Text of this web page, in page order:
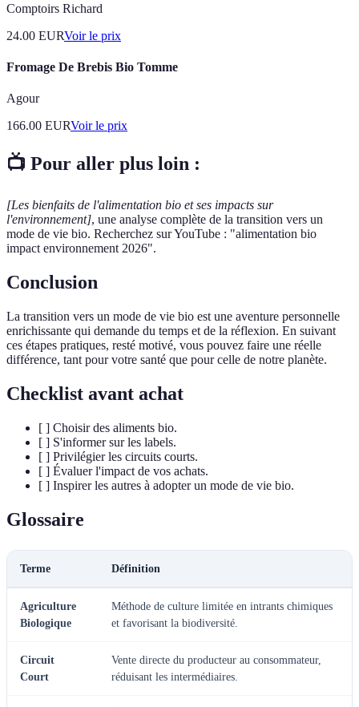
Comptoirs Richard
24.00 EURVoir le prix
Fromage De Brebis Bio Tomme
Agour
166.00 EURVoir le prix
📺 Pour aller plus loin :
[Les bienfaits de l'alimentation bio et ses impacts sur
l'environnement], une analyse complète de la transition vers un
mode de vie bio. Recherchez sur YouTube : "alimentation bio
impact environnement 2026".
Conclusion
La transition vers un mode de vie bio est une aventure personnelle
enrichissante qui demande du temps et de la réflexion. En suivant
ces étapes pratiques, resté motivé, vous pouvez faire une réelle
différence, tant pour votre santé que pour celle de notre planète.
Checklist avant achat
[ ] Choisir des aliments bio.
[ ] S'informer sur les labels.
[ ] Privilégier les circuits courts.
[ ] Évaluer l'impact de vos achats.
[ ] Inspirer les autres à adopter un mode de vie bio.
Glossaire
Terme Définition
Agriculture
Biologique
Méthode de culture limitée en intrants chimiques
et favorisant la biodiversité.
Circuit
Court
Vente directe du producteur au consommateur,
réduisant les intermédiaires.